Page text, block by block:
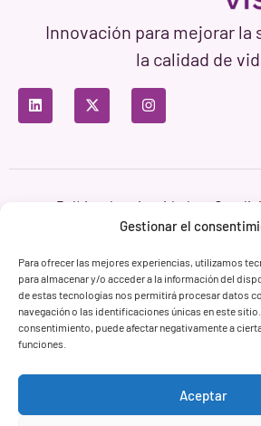
Gestionar el
Para ofrecer las mejores experiencias, utilizamos
para almacenar y/o acceder a la información del
de estas tecnologías nos permitirá procesar datos
navegación o las identificaciones únicas en este
consentimiento, puede afectar negativamente a
funciones.
Aceptar
Innovación para mejorar la
la calidad de
Política de privacidad
Política de